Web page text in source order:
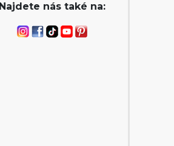
Najdete nás také na: